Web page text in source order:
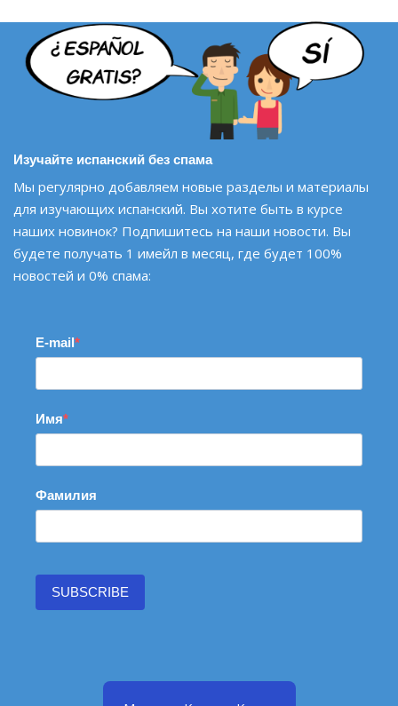
Изучайте испанский без спама
Мы регулярно добавляем новые разделы и материалы
для изучающих испанский. Вы хотите быть в курсе
наших новинок? Подпишитесь на наши новости. Вы
будете получать 1 имейл в месяц, где будет 100%
новостей и 0% спама:
E-mail
Имя
Фамилия
SUBSCRIBE